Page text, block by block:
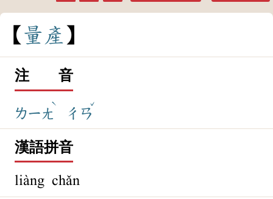
量 產
注 音
ㄌㄧㄤ
ˋ
ㄔㄢ
ˇ
漢語拼音
liàng chǎn